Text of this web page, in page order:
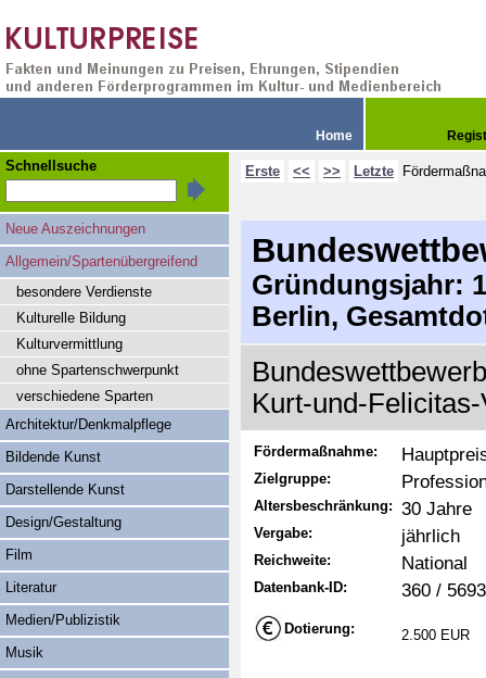
Home
Erste << >> Letzte
Gründungsjahr:
Berlin,
Kurt-und-
Fördermaßnahme:
Zielgruppe:
Altersbeschränkung: 30 Jahre
Vergabe: jährlich
Reichweite: National
Datenbank-ID: 360 / 5693
Dotierung: 2.500 EUR
Schnellsuche
Neue Auszeichnungen
Allgemein/Spartenübergreifend
besondere Verdienste
Kulturelle Bildung
Kulturvermittlung
ohne Spartenschwerpunkt
verschiedene Sparten
Architektur/Denkmalpflege
Bildende Kunst
Darstellende Kunst
Design/Gestaltung
Film
Literatur
Medien/Publizistik
Musik